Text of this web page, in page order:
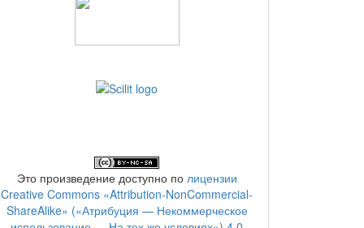
Это произведение доступно по лицензии
Creative Commons «Attribution-NonCommercial-
ShareAlike» («Атрибуция — Некоммерческое